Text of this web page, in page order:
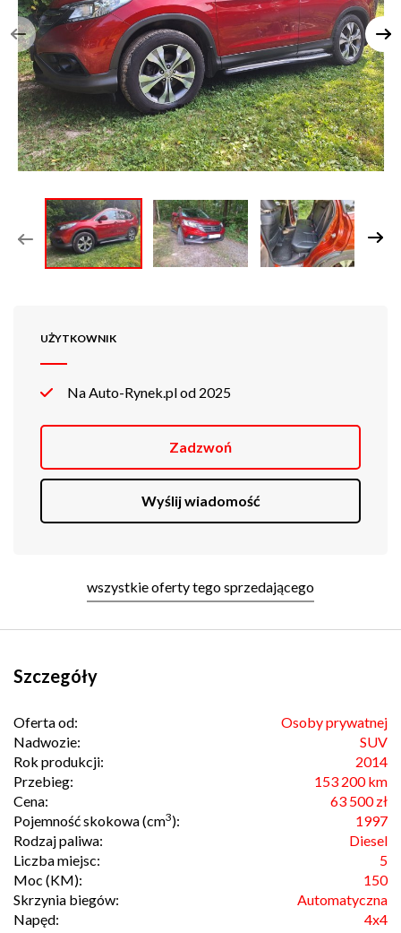
UŻYTKOWNIK
Na Auto-Rynek.pl od 2025
Zadzwoń
Wyślij wiadomość
wszystkie oferty tego sprzedającego
Szczegóły
Oferta od:
Osoby prywatnej
Nadwozie:
SUV
Rok produkcji:
2014
Przebieg:
153 200 km
Cena:
63 500 zł
Pojemność skokowa (cm3):
1997
Rodzaj paliwa:
Diesel
Liczba miejsc:
5
Moc (KM):
150
Skrzynia biegów:
Automatyczna
Napęd:
4x4